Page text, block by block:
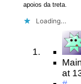
apoios da treta.
Loading...
at